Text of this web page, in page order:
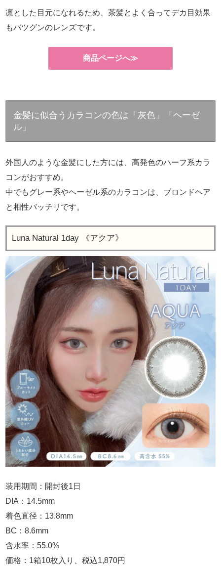
凛とした目元になれるため、茶髪とよく合ってデカ目効果
もバツグンのレンズです。
商品ページへ≫
金髪に似合うカラコンの色は「灰色」「ヘーゼ
ル」
外国人のような金髪にした方には、高発色のハーフ系カラ
コンがおすすめ。
中でもグレー系やヘーゼル系のカラコンは、ブロンドヘア
と相性バッチリです。
Luna Natural 1day 《アクア》
装用期間：開封後1日
DIA：14.5mm
着色直径：13.8mm
BC：8.6mm
含水率：55.0%
価格：1箱10枚入り、税込1,870円